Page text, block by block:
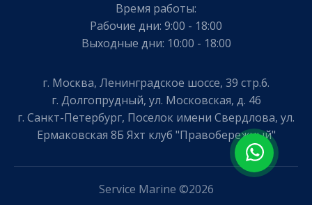
Время работы:
Рабочие дни: 9:00 - 18:00
Выходные дни: 10:00 - 18:00
г. Москва, Ленинградское шоссе, 39 стр.6.
г. Долгопрудный, ул. Московская, д. 46
г. Санкт-Петербург, Поселок имени Свердлова, ул.
Ермаковская 8Б Яхт клуб "Правобережный"
Service Marine ©2026